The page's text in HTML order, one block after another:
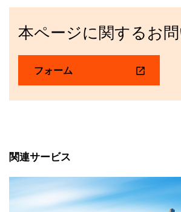
本ページに関するお
フォーム
関連サービス